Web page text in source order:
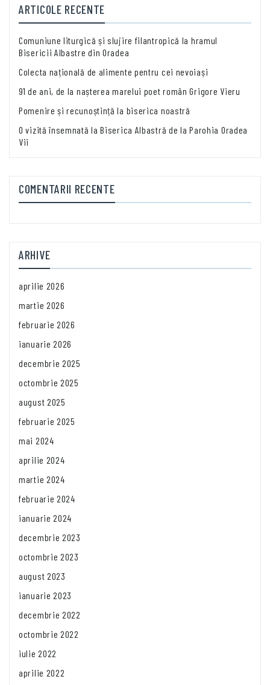
ARTICOLE RECENTE
Comuniune liturgică și slujire filantropică la hramul
Bisericii Albastre din Oradea
Colecta națională de alimente pentru cei nevoiași
91 de ani, de la nașterea marelui poet român Grigore Vieru
Pomenire și recunoștință la biserica noastră
O vizită însemnată la Biserica Albastră de la Parohia Oradea
Vii
COMENTARII RECENTE
ARHIVE
aprilie 2026
martie 2026
februarie 2026
ianuarie 2026
decembrie 2025
octombrie 2025
august 2025
februarie 2025
mai 2024
aprilie 2024
martie 2024
februarie 2024
ianuarie 2024
decembrie 2023
octombrie 2023
august 2023
ianuarie 2023
decembrie 2022
octombrie 2022
iulie 2022
aprilie 2022